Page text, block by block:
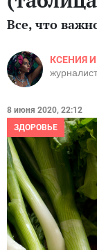
Все, что
КСЕНИЯ
8 июня 2020, 22:12
ЗДОРОВЬЕ